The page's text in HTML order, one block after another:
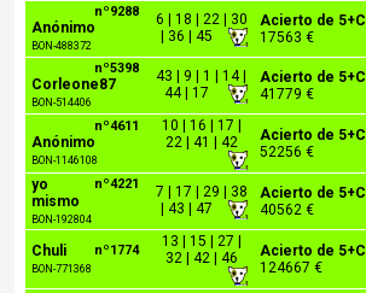
nº9288
Anónimo
BON-488372
6 | 18 | 22 | 30
| 36 | 45
Acierto de 5+C
17563 €
nº5398
Corleone87
BON-514406
43 | 9 | 1 | 14 |
44 | 17
Acierto de 5+C
41779 €
nº4611
Anónimo
BON-1146108
10 | 16 | 17 |
22 | 41 | 42
Acierto de 5+C
52256 €
nº4221
yo
mismo
BON-192804
7 | 17 | 29 | 38
| 43 | 47
Acierto de 5+C
40562 €
nº1774
Chuli
BON-771368
13 | 15 | 27 |
32 | 42 | 46
Acierto de 5+C
124667 €